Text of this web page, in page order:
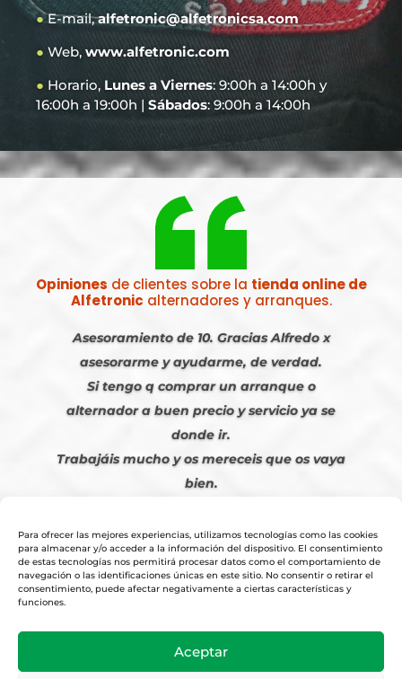
Para ofrecer las mejores experiencias, utilizamos tecnologías como las cookies
para almacenar y/o acceder a la información del dispositivo. El consentimiento
de estas tecnologías nos permitirá procesar datos como el comportamiento de
navegación o las identificaciones únicas en este sitio. No consentir o retirar el
consentimiento, puede afectar negativamente a ciertas características y
funciones.
Aceptar
●E-mail,alfetronic@alfetronicsa.com
● Web, www.alfetronic.com
● Horario, Lunes a Viernes: 9:00h a 14:00h y
16:00h a 19:00h | Sábados: 9:00h a 14:00h
Opiniones de clientes sobre la tienda online de
Alfetronic alternadores y arranques.
Asesoramiento de 10. Gracias Alfredo x
asesorarme y ayudarme, de verdad.
Si tengo q comprar un arranque o
alternador a buen precio y servicio ya se
donde ir.
Trabajáis mucho y os mereceis que os vaya
bien.
Condiciones Venta Online
Diseño y Posicionamiento Web,Agencia web-espana.es